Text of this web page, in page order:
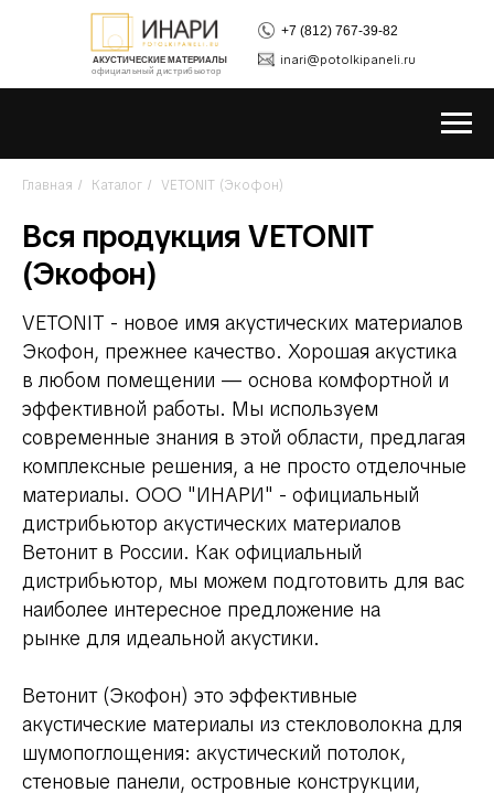
АКУСТИЧЕСКИЕ МАТЕРИАЛЫ
официальный дистрибьютор
inari@potolkipaneli.ru
+7 (812) 767-39-82
Главная / Каталог / VETONIT (Экофон)
Вся продукция VETONIT
(Экофон)
VETONIT - новое имя акустических материалов
Экофон, прежнее качество. Хорошая акустика
в любом помещении — основа комфортной и
эффективной работы. Мы используем
современные знания в этой области, предлагая
комплексные решения, а не просто отделочные
материалы. ООО "ИНАРИ" - официальный
дистрибьютор акустических материалов
Ветонит в России. Как официальный
дистрибьютор, мы можем подготовить для вас
наиболее интересное предложение на
рынке для идеальной акустики.
Ветонит (Экофон) это эффективные
акустические материалы из стекловолокна для
шумопоглощения: акустический потолок,
стеновые панели, островные конструкции,